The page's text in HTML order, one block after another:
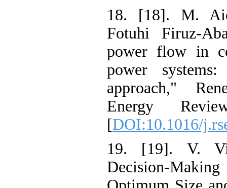
18. [18]. M.
Fotuhi Firuz-
power flow
power
approach,"
Energy
[DOI:10.1016/
19. [19]. V.
Decision-